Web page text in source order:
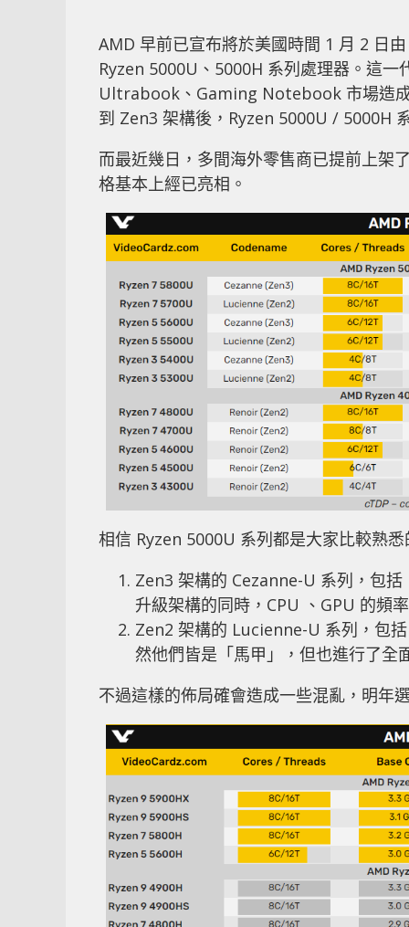
AMD 早前已宣布將於美國時間 1 月 2 日
Ryzen 5000U、5000H 系列處理器。這
Ultrabook、Gaming Notebook 市場造
到 Zen3 架構後，Ryzen 5000U / 5000H
而最近幾日，多間海外零售商已提前上
格基本上經已亮相。
相信 Ryzen 5000U 系列都是大家比較熟
Zen3 架構的 Cezanne-U 系列，包
升級架構的同時，CPU 、GPU 的頻
Zen2 架構的 Lucienne-U 系列，包
然他們皆是「馬甲」，但也進行了全
不過這樣的佈局確會造成一些混亂，明